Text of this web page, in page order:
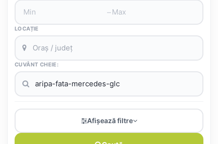
–
LOCAȚIE
CUVÂNT CHEIE:
Afișează filtre